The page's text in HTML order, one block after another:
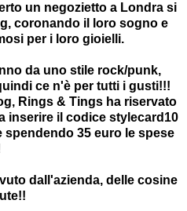
un negozietto a Londra si
coronando il loro sogno e
per i loro gioielli.
da uno stile rock/punk,
ce n'è per tutti i gusti!!!
Rings & Tings ha riservato
inserire il codice stylecard10
35 euro le spese
dall'azienda, delle cosine